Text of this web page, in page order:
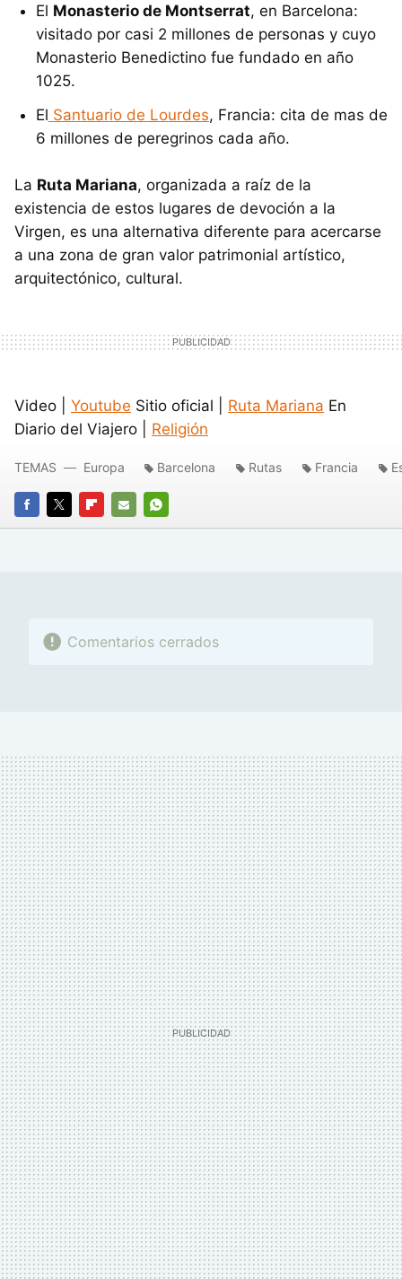
El Monasterio de Montserrat, en Barcelona:
visitado por casi 2 millones de personas y cuyo
Monasterio Benedictino fue fundado en año
1025.
El Santuario de Lourdes, Francia: cita de mas de
6 millones de peregrinos cada año.
La Ruta Mariana, organizada a raíz de la
existencia de estos lugares de devoción a la
Virgen, es una alternativa diferente para acercarse
a una zona de gran valor patrimonial artístico,
arquitectónico, cultural.
Video | Youtube Sitio oficial | Ruta Mariana En
Diario del Viajero | Religión
FACEBOOK
TWITTERFLIPBOARD
E-
WHATSAPP
TEMAS Europa Barcelona Rutas Francia
Comentarios cerrados